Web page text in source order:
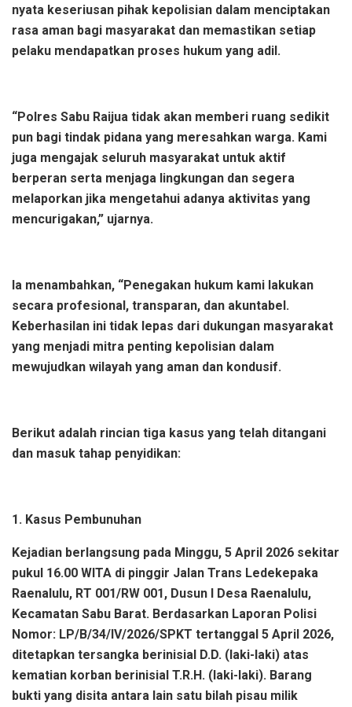
nyata keseriusan pihak kepolisian dalam menciptakan
rasa aman bagi masyarakat dan memastikan setiap
pelaku mendapatkan proses hukum yang adil.
“Polres Sabu Raijua tidak akan memberi ruang sedikit
pun bagi tindak pidana yang meresahkan warga. Kami
juga mengajak seluruh masyarakat untuk aktif
berperan serta menjaga lingkungan dan segera
melaporkan jika mengetahui adanya aktivitas yang
mencurigakan,” ujarnya.
Ia menambahkan, “Penegakan hukum kami lakukan
secara profesional, transparan, dan akuntabel.
Keberhasilan ini tidak lepas dari dukungan masyarakat
yang menjadi mitra penting kepolisian dalam
mewujudkan wilayah yang aman dan kondusif.
Berikut adalah rincian tiga kasus yang telah ditangani
dan masuk tahap penyidikan:
1. Kasus Pembunuhan
Kejadian berlangsung pada Minggu, 5 April 2026 sekitar
pukul 16.00 WITA di pinggir Jalan Trans Ledekepaka
Raenalulu, RT 001/RW 001, Dusun I Desa Raenalulu,
Kecamatan Sabu Barat. Berdasarkan Laporan Polisi
Nomor: LP/B/34/IV/2026/SPKT tertanggal 5 April 2026,
ditetapkan tersangka berinisial D.D. (laki-laki) atas
kematian korban berinisial T.R.H. (laki-laki). Barang
bukti yang disita antara lain satu bilah pisau milik